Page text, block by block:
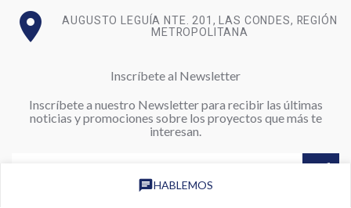
chatHABLEMOS
room AUGUSTO LEGUÍA NTE. 201, LAS CONDES, REGIÓN
METROPOLITANA
Inscríbete al Newsletter
Inscríbete a nuestro Newsletter para recibir las últimas
noticias y promociones sobre los proyectos que más te
interesan.